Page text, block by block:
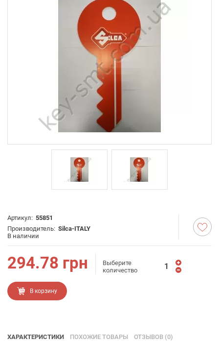
Артикул: 55851
Производитель: Silca-ITALY
В наличии
294.78 грн
Выберите
количество
В корзину
ХАРАКТЕРИСТИКИ ПОХОЖИЕ ТОВАРЫ ОТЗЫВОВ (0)